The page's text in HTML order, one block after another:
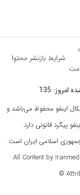
شرایط بازنشر محتوا
135
اینفو محفوظ می‌باشد و
پیگرد قانونی دارد.
جمهوری اسلامی ایران است.
All Content by